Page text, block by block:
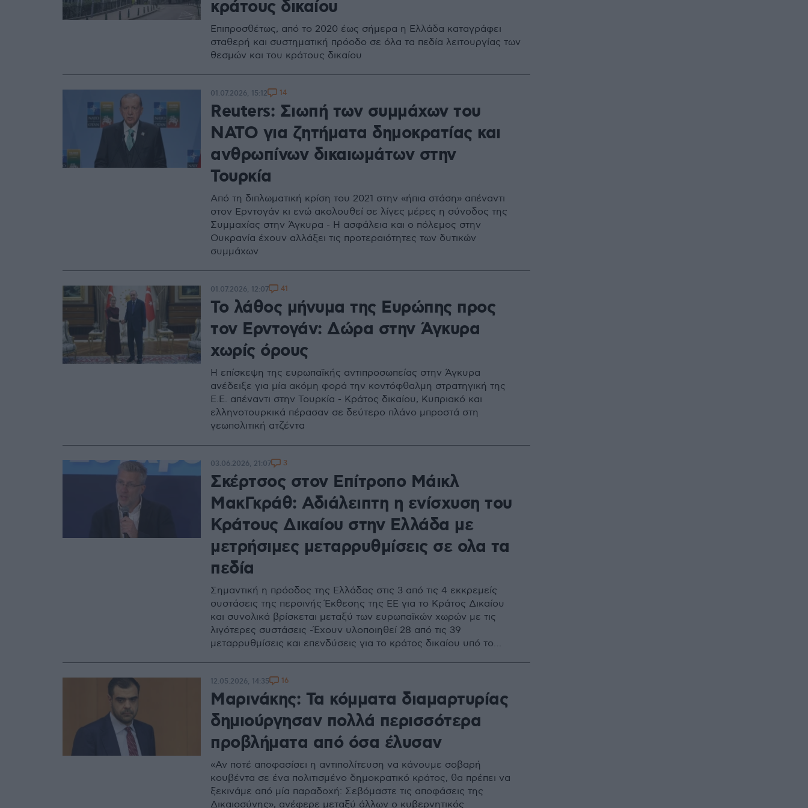
κράτους δικαίου
Επιπροσθέτως, από το 2020 έως σήμερα η Ελλάδα καταγράφει
σταθερή και συστηματική πρόοδο σε όλα τα πεδία λειτουργίας των
θεσμών και του κράτους δικαίου
Reuters: Σιωπή των συμμάχων του
NATO για ζητήματα δημοκρατίας και
ανθρωπίνων δικαιωμάτων στην
Τουρκία
Από τη διπλωματική κρίση του 2021 στην «ήπια στάση» απέναντι
στον Ερντογάν κι ενώ ακολουθεί σε λίγες μέρες η σύνοδος της
Συμμαχίας στην Άγκυρα - Η ασφάλεια και ο πόλεμος στην
Ουκρανία έχουν αλλάξει τις προτεραιότητες των δυτικών
συμμάχων
01.07.2026, 15:12 14
Το λάθος μήνυμα της Ευρώπης προς
τον Ερντογάν: Δώρα στην Άγκυρα
χωρίς όρους
Η επίσκεψη της ευρωπαϊκής αντιπροσωπείας στην Άγκυρα
ανέδειξε για μία ακόμη φορά την κοντόφθαλμη στρατηγική της
Ε.Ε. απέναντι στην Τουρκία - Κράτος δικαίου, Κυπριακό και
ελληνοτουρκικά πέρασαν σε δεύτερο πλάνο μπροστά στη
γεωπολιτική ατζέντα
01.07.2026, 12:07 41
Σκέρτσος στον Επίτροπο Μάικλ
ΜακΓκράθ: Αδιάλειπτη η ενίσχυση του
Κράτους Δικαίου στην Ελλάδα με
μετρήσιμες μεταρρυθμίσεις σε ολα τα
πεδία
Σημαντική η πρόοδος της Ελλάδας στις 3 από τις 4 εκκρεμείς
συστάσεις της περσινής Έκθεσης της ΕΕ για το Κράτος Δικαίου
και συνολικά βρίσκεται μεταξύ των ευρωπαϊκών χωρών με τις
λιγότερες συστάσεις -Έχουν υλοποιηθεί 28 από τις 39
μεταρρυθμίσεις και επενδύσεις για το κράτος δικαίου υπό το
03.06.2026, 21:07 3
Μαρινάκης: Τα κόμματα διαμαρτυρίας
δημιούργησαν πολλά περισσότερα
προβλήματα από όσα έλυσαν
«Αν ποτέ αποφασίσει η αντιπολίτευση να κάνουμε σοβαρή
κουβέντα σε ένα πολιτισμένο δημοκρατικό κράτος, θα πρέπει να
ξεκινάμε από μία παραδοχή: Σεβόμαστε τις αποφάσεις της
Δικαιοσύνης», ανέφερε μεταξύ άλλων ο κυβερνητικός
12.05.2026, 14:35 16